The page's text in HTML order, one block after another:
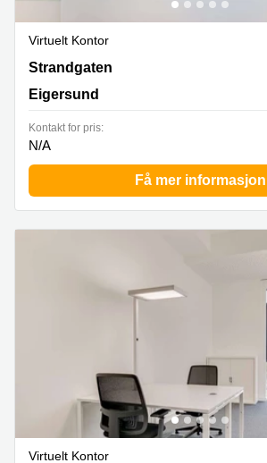
Virtuelt Kontor
Strandgaten 18,Fjerde etasje, Eigersund
Strandgaten
Eigersund
Kontakt for pris:
N/A
Få mer informasjon
Virtuelt Kontor